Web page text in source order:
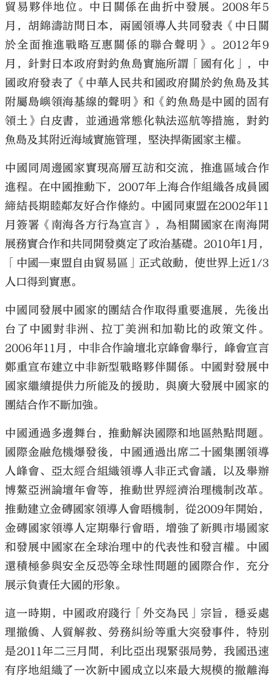
貿易夥伴地位。中日關係在曲折中發展。2008年5
月，胡錦濤訪問日本，兩國領導人共同發表《中日關
於全面推進戰略互惠關係的聯合聲明》。2012年9
月，針對日本政府對釣魚島實施所謂「國有化」，中
國政府發表了《中華人民共和國政府關於釣魚島及其
附屬島嶼領海基線的聲明》和《釣魚島是中國的固有
領土》白皮書，並通過常態化執法巡航等措施，對釣
魚島及其附近海域實施管理，堅決捍衛國家主權。
中國同周邊國家實現高層互訪和交流，推進區域合作
進程。在中國推動下，2007年上海合作組織各成員國
締結長期睦鄰友好合作條約。中國同東盟在2002年11
月簽署《南海各方行為宣言》，為相關國家在南海開
展務實合作和共同開發奠定了政治基礎。2010年1月，
「中國—東盟自由貿易區」正式啟動，使世界上近1/3
人口得到實惠。
中國同發展中國家的團結合作取得重要進展，先後出
台了中國對非洲、拉丁美洲和加勒比的政策文件。
2006年11月，中非合作論壇北京峰會舉行，峰會宣言
鄭重宣布建立中非新型戰略夥伴關係。中國對發展中
國家繼續提供力所能及的援助，與廣大發展中國家的
團結合作不斷加強。
中國通過多邊舞台，推動解決國際和地區熱點問題。
國際金融危機爆發後，中國通過出席二十國集團領導
人峰會、亞太經合組織領導人非正式會議，以及舉辦
博鰲亞洲論壇年會等，推動世界經濟治理機制改革。
推動建立金磚國家領導人會晤機制，從2009年開始，
金磚國家領導人定期舉行會晤，增強了新興市場國家
和發展中國家在全球治理中的代表性和發言權。中國
還積極參與安全反恐等全球性問題的國際合作，充分
展示負責任大國的形象。
這一時期，中國政府踐行「外交為民」宗旨，穩妥處
理撤僑、人質解救、勞務糾紛等重大突發事件，特別
是2011年二三月間，利比亞出現緊張局勢，我國迅速
有序地組織了一次新中國成立以來最大規模的撤離海